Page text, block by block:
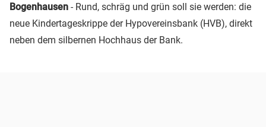
Bogenhausen - Rund, schräg und grün soll sie werden: die
neue Kindertageskrippe der Hypovereinsbank (HVB), direkt
neben dem silbernen Hochhaus der Bank.